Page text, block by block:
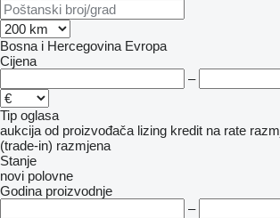
Bosna i Hercegovina Evropa
Cijena
–
Tip oglasa
aukcija od proizvođača lizing kredit na rate
(trade-in) razmjena
Stanje
novi polovne
Godina proizvodnje
–